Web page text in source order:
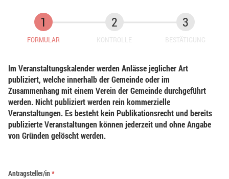
FORMULAR KONTROLLE BESTÄTIGUNG
Im Veranstaltungskalender werden Anlässe jeglicher Art
publiziert, welche innerhalb der Gemeinde oder im
Zusammenhang mit einem Verein der Gemeinde durchgeführt
werden. Nicht publiziert werden rein kommerzielle
Veranstaltungen. Es besteht kein Publikationsrecht und bereits
publizierte Veranstaltungen können jederzeit und ohne Angabe
von Gründen gelöscht werden.
Antragsteller/in*